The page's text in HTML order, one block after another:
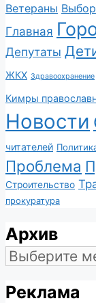
Ветераны
Главная
Депутаты
ЖКХ Здравоохранение
Кимры
Новости
читателей
Проблема
Строительство
прокуратура
Архив
Архив
Реклама